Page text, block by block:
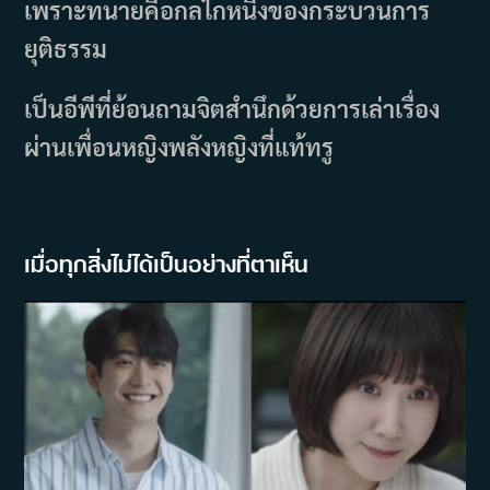
เพราะทนายคือกลไกหนึ่งของกระบวนการ
ยุติธรรม
เป็นอีพีที่ย้อนถามจิตสำนึกด้วยการเล่าเรื่อง
ผ่านเพื่อนหญิงพลังหญิงที่แท้ทรู
เมื่อทุกสิ่งไม่ได้เป็นอย่างที่ตาเห็น